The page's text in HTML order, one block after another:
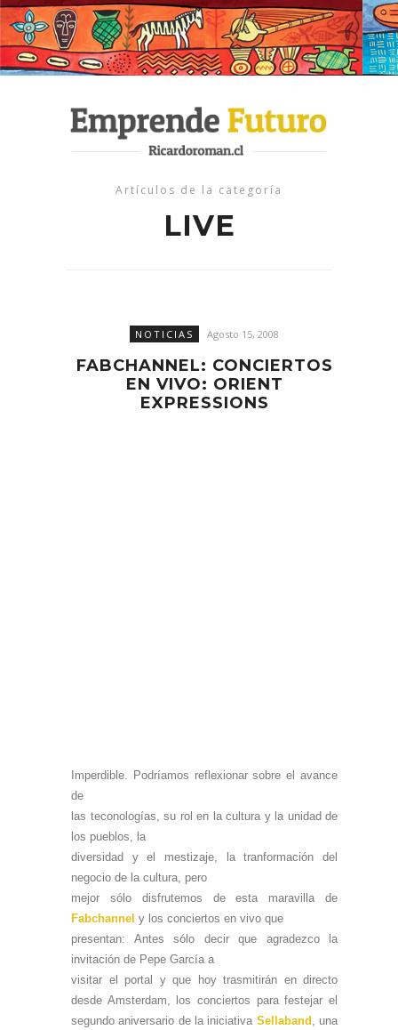
Artículos de la categoría
LIVE
NOTICIAS Agosto 15, 2008
FABCHANNEL: CONCIERTOS
EN VIVO: ORIENT
EXPRESSIONS
Imperdible. Podríamos reflexionar sobre el avance
de
las teconologías, su rol en la cultura y la unidad de
los pueblos, la
diversidad y el mestizaje, la tranformación del
negocio de la cultura, pero
mejor sólo disfrutemos de esta maravilla de
Fabchannel y los conciertos en vivo que
presentan: Antes sólo decir que agradezco la
invitación de Pepe García a
visitar el portal y que
hoy trasmitirán en directo
desde Amsterdam, los conciertos para festejar el
segundo aniversario de la iniciativa Sellaband
, una